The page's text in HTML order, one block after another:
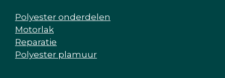
Polyester onderdelen
Motorlak
Reparatie
Polyester plamuur